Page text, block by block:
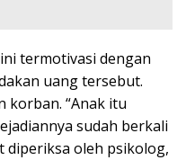
termotivasi dengan
uang tersebut.
korban. “Anak itu
sudah berkali
diperiksa oleh psikolog,